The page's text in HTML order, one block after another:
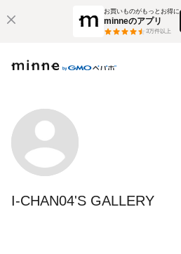
お買いものがもっとお得に
minneのアプリ
3万件以上
I-CHAN04'S GALLERY